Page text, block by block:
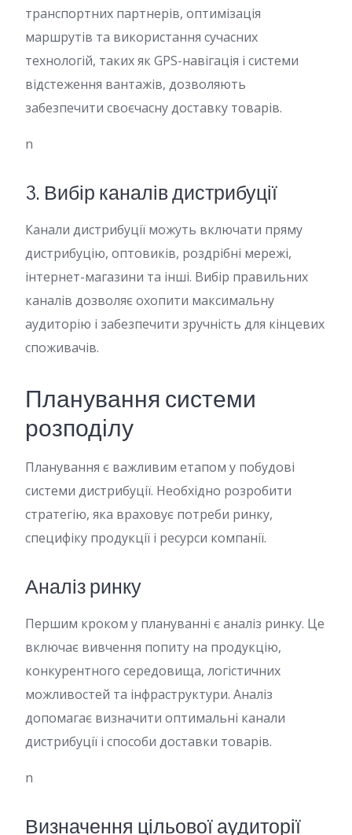
транспортних партнерів, оптимізація
маршрутів та використання сучасних
технологій, таких як GPS-навігація і системи
відстеження вантажів, дозволяють
забезпечити своєчасну доставку товарів.
n
3. Вибір каналів дистрибуції
Канали дистрибуції можуть включати пряму
дистрибуцію, оптовиків, роздрібні мережі,
інтернет-магазини та інші. Вибір правильних
каналів дозволяє охопити максимальну
аудиторію і забезпечити зручність для кінцевих
споживачів.
Планування системи
розподілу
Планування є важливим етапом у побудові
системи дистрибуції. Необхідно розробити
стратегію, яка враховує потреби ринку,
специфіку продукції і ресурси компанії.
Аналіз ринку
Першим кроком у плануванні є аналіз ринку. Це
включає вивчення попиту на продукцію,
конкурентного середовища, логістичних
можливостей та інфраструктури. Аналіз
допомагає визначити оптимальні канали
дистрибуції і способи доставки товарів.
n
Визначення цільової аудиторії